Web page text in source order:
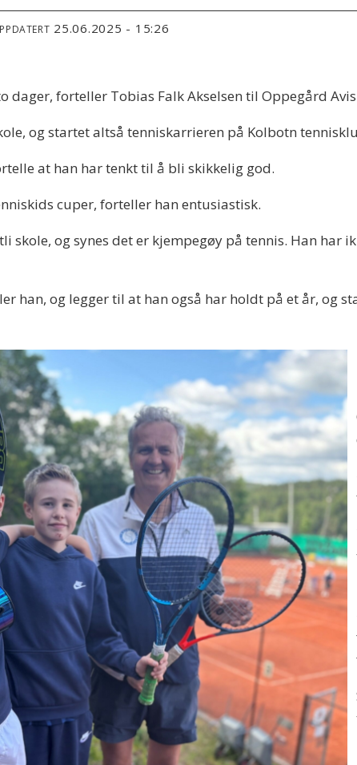
25.06.2025 - 15:26
dager, forteller Tobias Falk Akselsen til Oppegård
og startet altså tenniskarrieren på Kolbotn
at han har tenkt til å bli skikkelig god.
cuper, forteller han entusiastisk.
skole, og synes det er kjempegøy på tennis. Han har
han, og legger til at han også har holdt på et år, og